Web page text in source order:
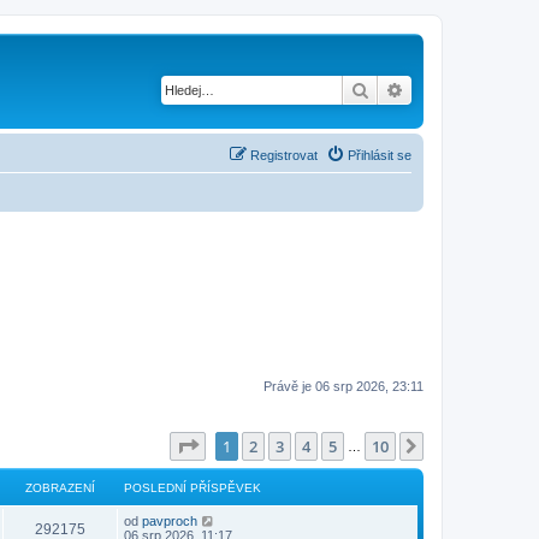
Hledat
Přihlásit se
Registrovat
Právě je 06 srp 2026, 23:11
Stránka z
1 2 3 4 5 10
ZOBRAZENÍ POSLEDNÍ PŘÍSPĚVEK
292175 od pavproch
06 srp 2026, 11:17